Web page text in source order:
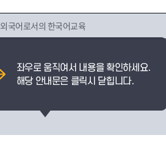
외국어로서의 한국어교육